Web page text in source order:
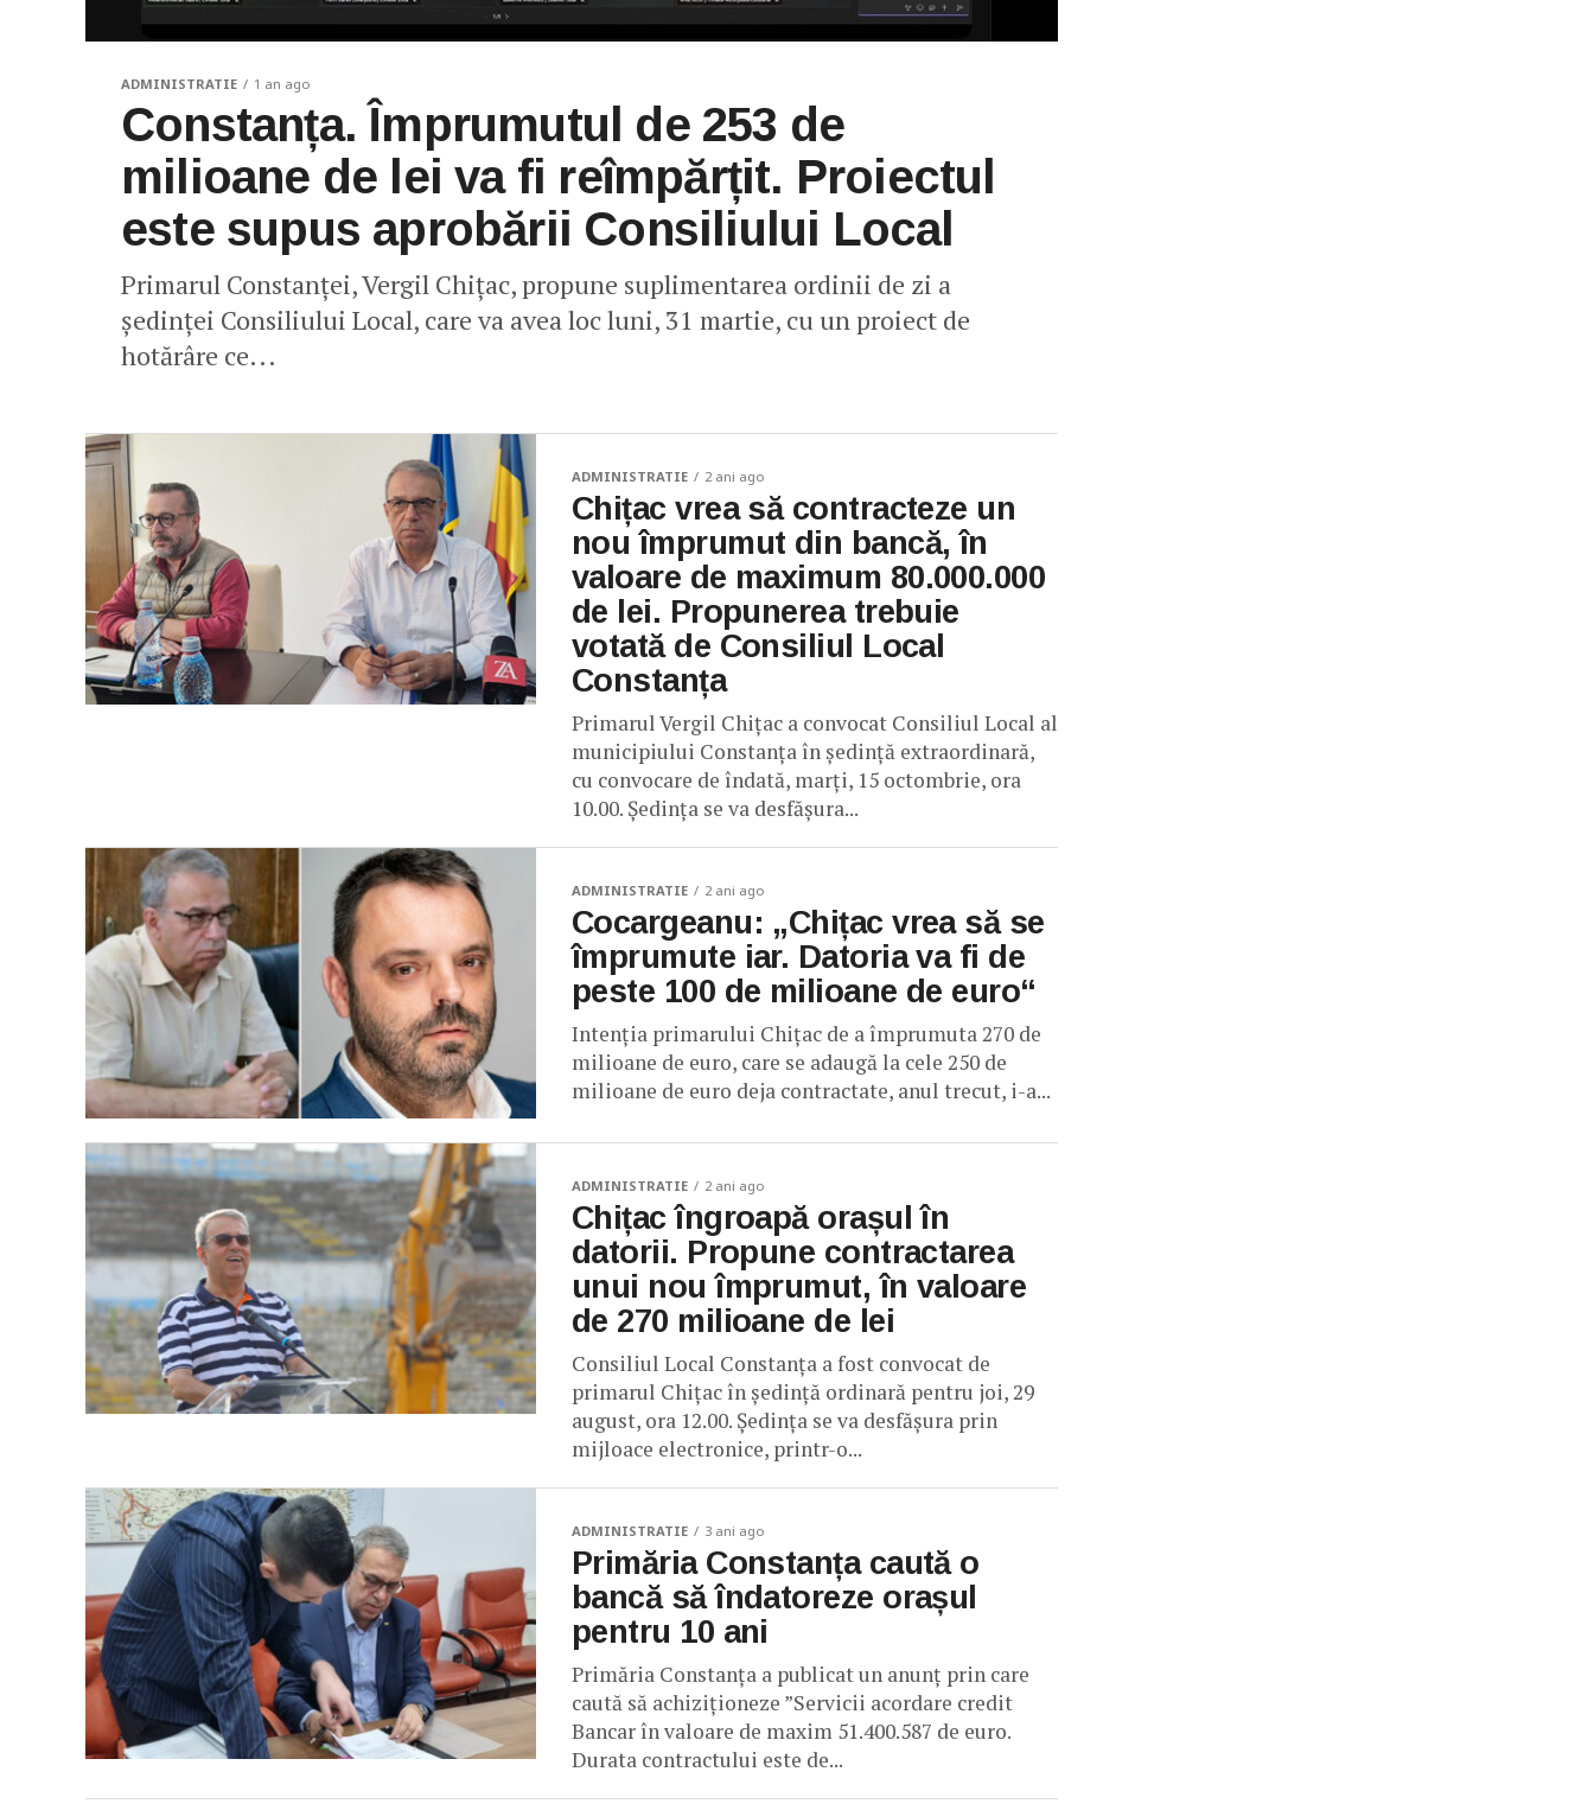
ADMINISTRATIE 1 an ago
Constanța. Împrumutul de 253 de
milioane de lei va fi reîmpărțit. Proiectul
este supus aprobării Consiliului Local
Primarul Constanței, Vergil Chițac, propune suplimentarea ordinii de zi a
ședinței Consiliului Local, care va avea loc luni, 31 martie, cu un proiect de
hotărâre ce...
ADMINISTRATIE 2 ani ago
Chițac vrea să contracteze un
nou împrumut din bancă, în
valoare de maximum 80.000.000
de lei. Propunerea trebuie
votată de Consiliul Local
Constanța
Primarul Vergil Chițac a convocat Consiliul Local al
municipiului Constanța în ședință extraordinară,
cu convocare de îndată, marți, 15 octombrie, ora
10.00. Ședința se va desfășura...
ADMINISTRATIE 2 ani ago
Cocargeanu: „Chițac vrea să se
împrumute iar. Datoria va fi de
peste 100 de milioane de euro“
Intenția primarului Chițac de a împrumuta 270 de
milioane de euro, care se adaugă la cele 250 de
milioane de euro deja contractate, anul trecut, i-a...
ADMINISTRATIE 2 ani ago
Chițac îngroapă orașul în
datorii. Propune contractarea
unui nou împrumut, în valoare
de 270 milioane de lei
Consiliul Local Constanța a fost convocat de
primarul Chițac în ședință ordinară pentru joi, 29
august, ora 12.00. Ședința se va desfășura prin
mijloace electronice, printr-o...
ADMINISTRATIE 3 ani ago
Primăria Constanța caută o
bancă să îndatoreze orașul
pentru 10 ani
Primăria Constanța a publicat un anunț prin care
caută să achiziționeze ”Servicii acordare credit
Bancar în valoare de maxim 51.400.587 de euro.
Durata contractului este de...